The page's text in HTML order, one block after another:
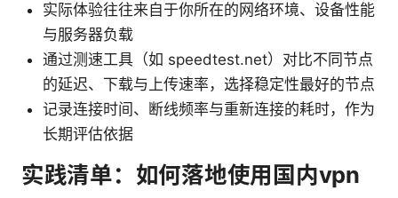
实际体验往往来自于你所在的网络环境、设备性能
与服务器负载
通过测速工具（如 speedtest.net）对比不同节点
的延迟、下载与上传速率，选择稳定性最好的节点
记录连接时间、断线频率与重新连接的耗时，作为
长期评估依据
实践清单：如何落地使用国内vpn